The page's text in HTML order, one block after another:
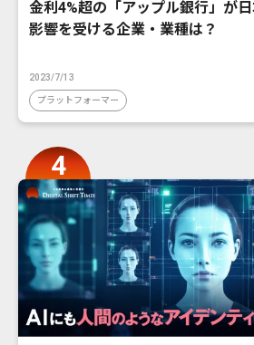
金利4%超の「アップル銀行」が日
影響を受ける企業・業種は？
2023/7/13
プラットフォーマー